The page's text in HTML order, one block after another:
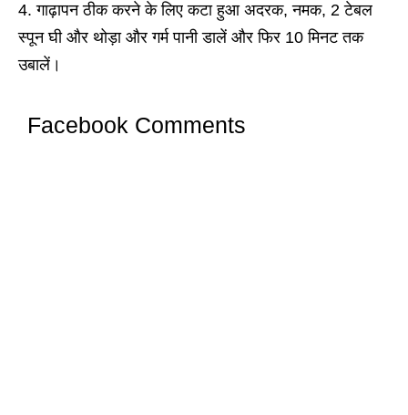
गाढ़ापन ठीक करने के लिए कटा हुआ अदरक, नमक, 2 टेबल
स्पून घी और थोड़ा और गर्म पानी डालें और फिर 10 मिनट तक
उबालें।
Facebook Comments